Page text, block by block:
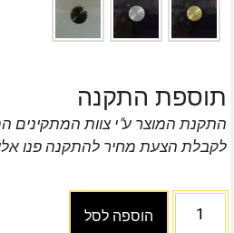
תוספת התקנה
התקנת המוצר ע"י צוות המתקינים
לקבלת הצעת מחיר להתקנה פנו
הוספה לסל